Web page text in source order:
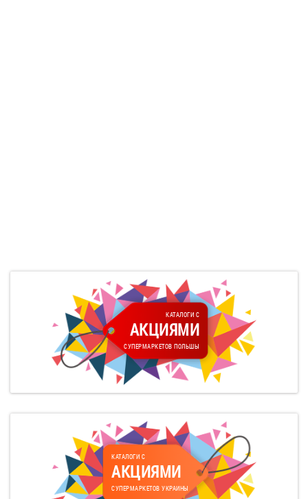
КАТАЛОГИ С
АКЦИЯМИ
СУПЕРМАРКЕТОВ ПОЛЬШЫ
КАТАЛОГИ С
АКЦИЯМИ
СУПЕРМАРКЕТОВ УКРАИНЫ